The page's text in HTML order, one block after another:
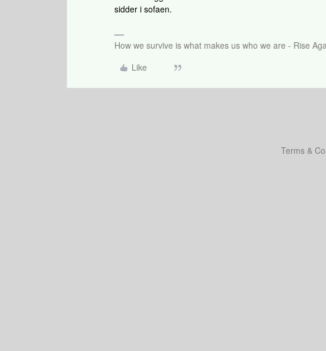
sidder i sofaen.
How we survive is what makes us who we are - Rise
Like
Terms &